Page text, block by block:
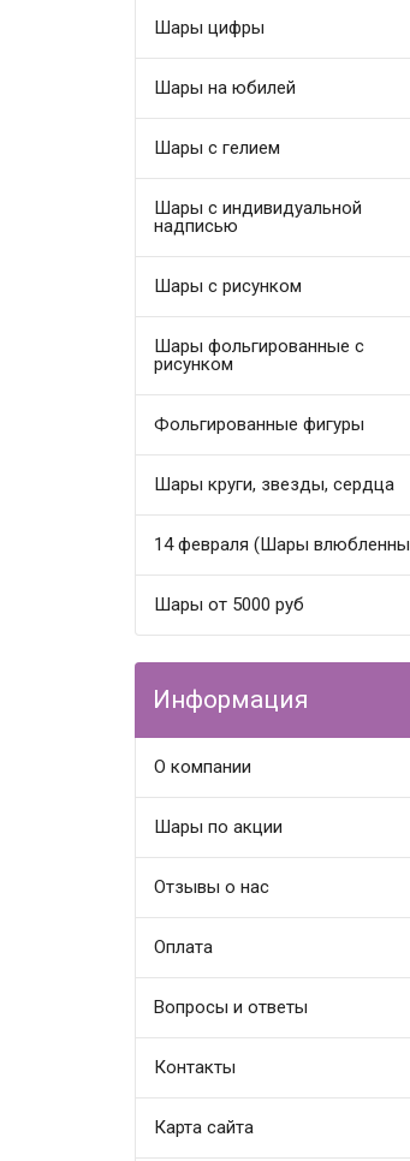
Шары цифры
Шары на юбилей
Шары с гелием
Шары с индивидуальной
надписью
Шары с рисунком
Шары фольгированные с
рисунком
Фольгированные фигуры
Шары круги, звезды, сердца
14 февраля (Шары
Шары от 5000 руб
Информация
О компании
Шары по акции
Отзывы о нас
Оплата
Вопросы и ответы
Контакты
Карта сайта